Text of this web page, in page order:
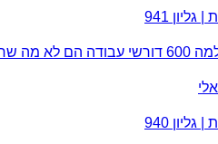
941
940